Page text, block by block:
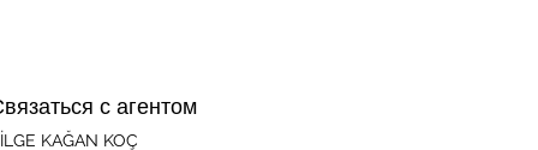
с агентом
KAĞAN KOÇ